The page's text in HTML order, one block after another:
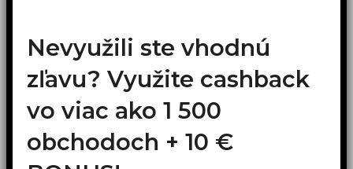
Nevyužili ste vhodnú
zľavu? Využite cashback
vo viac ako 1 500
obchodoch + 10 €